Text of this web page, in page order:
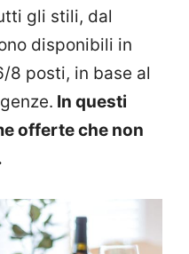
gli stili, dal
disponibili in
8 posti, in base al
In questi
offerte che non